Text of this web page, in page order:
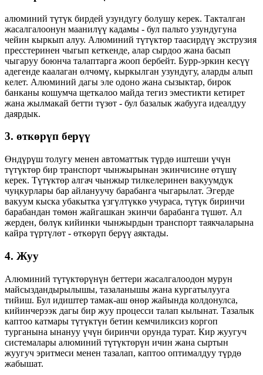
алюминий түтүк бирдей узундугу болушу керек. Такталган
жасалгалоонун маанилүү кадамы - бул пальто узундугуна
чейин кыркып алуу. Алюминий түтүктөр таасирдүү экструзия
пресстеринен чыгып кеткенде, алар сырдоо жана басып
чыгаруу боюнча талаптарга жооп бербейт. Бурр-эркин кесүү
адегенде каалаган өлчөмү, кыркылган узундугу, аларды алып
келет. Алюминий дагы эле одоно жана сызыктар, бирок
банканы кошумча щеткалоо майда тегиз эместикти кетирет
жана жылмакай бетти түзөт - бул базалык жабууга идеалдуу
даярдык.
3. өткөрүп берүү
Өндүрүш толугу менен автоматтык түрдө иштеши үчүн
түтүктөр бир транспорт чынжырынан экинчисине өтүшү
керек. Түтүктөр алгач чынжыр тилкелеринен вакуумдук
чуңкурлары бар айлануучу барабанга чыгарылат. Эгерде
вакуум кыска убакытка үзгүлтүккө учураса, түтүк биринчи
барабандан төмөн жайгашкан экинчи барабанга түшөт. Ал
жерден, бөлүк кийинки чынжырдын транспорт таякчаларына
кайра түртүлөт - өткөрүп берүү аяктады.
4. Жуу
Алюминий түтүктөрүнүн беттери жасалгалоодон мурун
майсыздандырылышы, тазаланышы жана кургатылууга
тийиш. Бул идиштер тамак-аш өнөр жайында колдонулса,
кийинчерээк дагы бир жуу процесси талап кылынат. Тазалык
каптоо катмары түтүктүн бетин кемчиликсиз коргоп
турганына ынануу үчүн биринчи орунда турат. Кир жуугуч
системалары алюминий түтүктөрүн ичин жана сыртын
жуугуч эритмеси менен тазалап, каптоо оптималдуу түрдө
жабышат.